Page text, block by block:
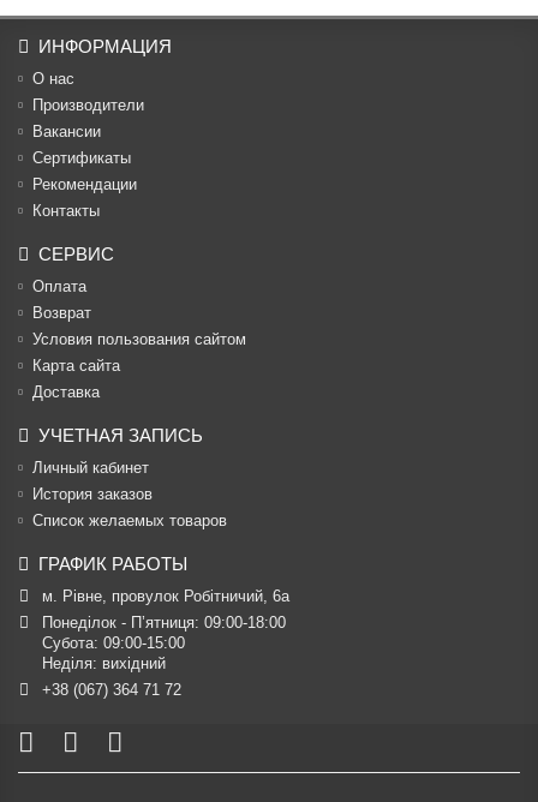
ИНФОРМАЦИЯ
О нас
Производители
Вакансии
Cертификаты
Рекомендации
Контакты
СЕРВИС
Оплата
Возврат
Условия пользования сайтом
Карта сайта
Доставка
УЧЕТНАЯ ЗАПИСЬ
Личный кабинет
История заказов
Список желаемых товаров
ГРАФИК РАБОТЫ
м. Рівне, провулок Робітничий, 6а
Понеділок - П’ятниця: 09:00-18:00
Субота: 09:00-15:00
Неділя: вихідний
+38 (067) 364 71 72